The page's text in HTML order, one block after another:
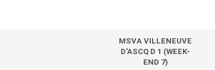
MSVA VILLENEUVE
D'ASCQ D 1 (WEEK-
END 7)